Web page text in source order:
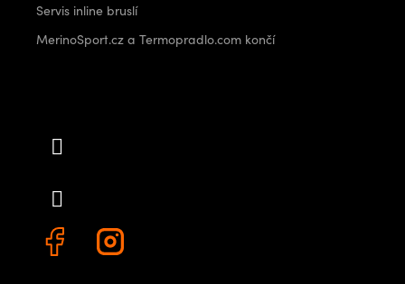
Servis inline bruslí
MerinoSport.cz a Termopradlo.com končí